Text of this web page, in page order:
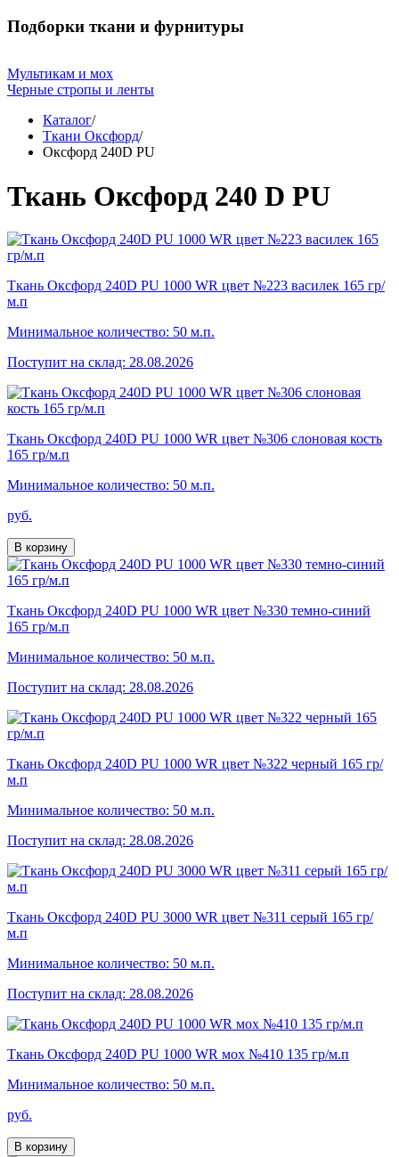
Подборки ткани и фурнитуры
Мультикам и мох
Черные стропы и ленты
Каталог/
Ткани Оксфорд/
Оксфорд 240D PU
Ткань Оксфорд 240 D PU
Ткань Оксфорд 240D PU 1000 WR цвет №223 василек 165 гр/
м.п
Минимальное количество: 50 м.п.
Поступит на склад: 28.08.2026
Ткань Оксфорд 240D PU 1000 WR цвет №306 слоновая кость
165 гр/м.п
Минимальное количество: 50 м.п.
руб.
В корзину
Ткань Оксфорд 240D PU 1000 WR цвет №330 темно-синий
165 гр/м.п
Минимальное количество: 50 м.п.
Поступит на склад: 28.08.2026
Ткань Оксфорд 240D PU 1000 WR цвет №322 черный 165 гр/
м.п
Минимальное количество: 50 м.п.
Поступит на склад: 28.08.2026
Ткань Оксфорд 240D PU 3000 WR цвет №311 серый 165 гр/
м.п
Минимальное количество: 50 м.п.
Поступит на склад: 28.08.2026
Ткань Оксфорд 240D PU 1000 WR мох №410 135 гр/м.п
Минимальное количество: 50 м.п.
руб.
В корзину